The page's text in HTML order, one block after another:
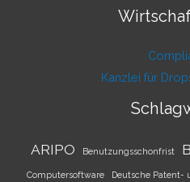
Kanzlei für
ARIPO Benutzungsschonfrist
Computersoftware Deutsche Patent-